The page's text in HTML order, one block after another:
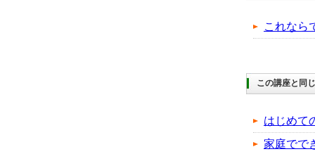
これなら
この講座と同
はじめて
家庭でで